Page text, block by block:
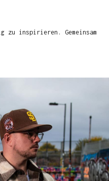
zu inspirieren. Gemeinsam